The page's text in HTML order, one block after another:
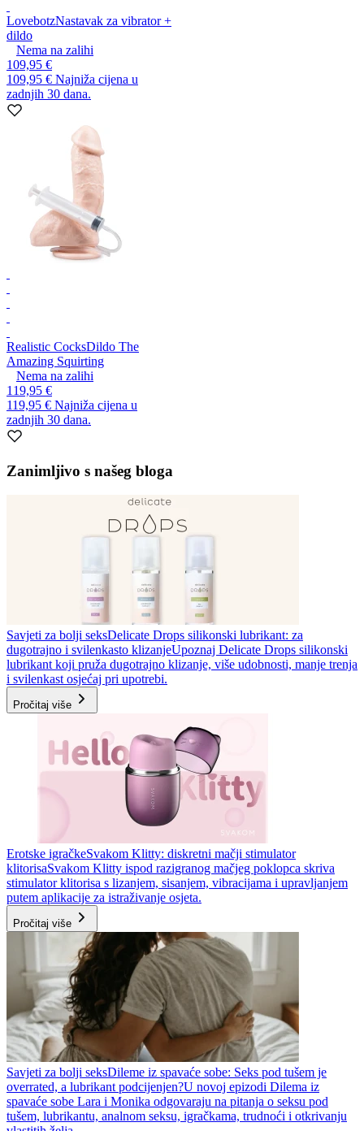
LovebotzNastavak za vibrator +
dildo
Nema na zalihi
109,95 €
109,95 € Najniža cijena u
zadnjih 30 dana.
Realistic CocksDildo The
Amazing Squirting
Nema na zalihi
119,95 €
119,95 € Najniža cijena u
zadnjih 30 dana.
Zanimljivo s našeg bloga
Savjeti za bolji seksDelicate Drops silikonski lubrikant: za
dugotrajno i svilenkasto klizanjeUpoznaj Delicate Drops silikonski
lubrikant koji pruža dugotrajno klizanje, više udobnosti, manje trenja
i svilenkast osjećaj pri upotrebi.
Pročitaj više
Erotske igračkeSvakom Klitty: diskretni mačji stimulator
klitorisaSvakom Klitty ispod razigranog mačjeg poklopca skriva
stimulator klitorisa s lizanjem, sisanjem, vibracijama i upravljanjem
putem aplikacije za istraživanje osjeta.
Pročitaj više
Savjeti za bolji seksDileme iz spavaće sobe: Seks pod tušem je
overrated, a lubrikant podcijenjen?U novoj epizodi Dilema iz
spavaće sobe Lara i Monika odgovaraju na pitanja o seksu pod
tušem, lubrikantu, analnom seksu, igračkama, trudnoći i otkrivanju